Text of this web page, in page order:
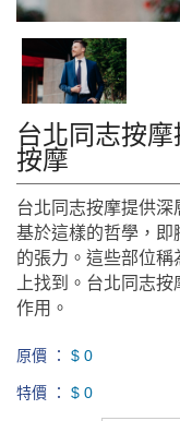
台北同志按
按摩
台北同志按摩提供
基於這樣的哲學，即
的張力。這些部位
上找到。台北同志
作用。
原價 ： $ 0
特價 ： $ 0